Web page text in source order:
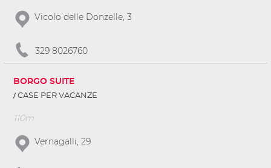
Vicolo delle Donzelle, 3
329 8026760
BORGO SUITE
CASE PER VACANZE
110m
Vernagalli, 29